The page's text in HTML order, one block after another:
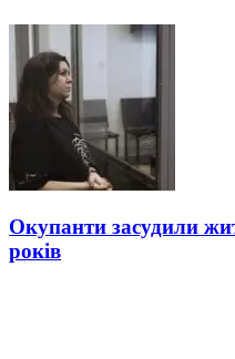
Окупанти засудили
років